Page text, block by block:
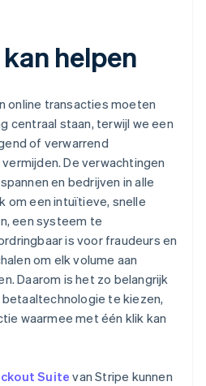
helpen
online transacties moeten
centraal staan, terwijl we een
of verwarrend
De verwachtingen
en bedrijven in alle
om een intuïtieve, snelle
een systeem te
is voor fraudeurs en
om elk volume aan
Daarom is het zo belangrijk
te kiezen,
waarmee met één klik kan
Suite van Stripe kunnen